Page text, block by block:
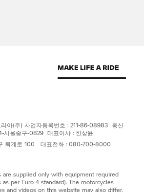
아(주) 사업자등록번호 : 211-86-08983 통신
서울중구-0829 대표이사 : 한상윤
퇴계로 100 대표전화 : 080-700-8000
are supplied only with equipment required
per Euro 4 standard). The motorcycles
and videos on this website may also differ.